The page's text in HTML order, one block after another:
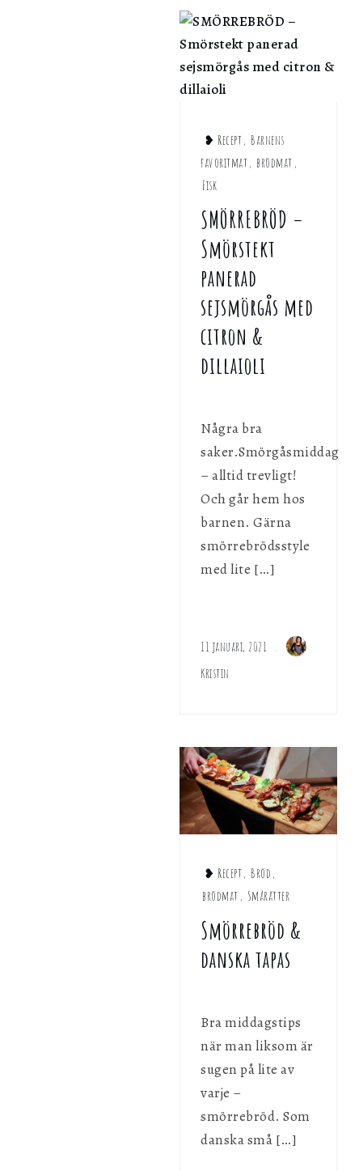
❥ Recept, Barnens
favoritmat, brödmat ,
Fisk
SMÖRREBRÖD –
Smörstekt
panerad
sejsmörgås med
citron &
dillaioli
Några bra
saker.Smörgåsmiddag
– alltid trevligt!
Och går hem hos
barnen. Gärna
smörrebrödsstyle
med lite […]
11 januari, 2021
Kristin
❥ Recept, Bröd ,
brödmat , Smårätter
Smörrebröd &
danska tapas
Bra middagstips
när man liksom är
sugen på lite av
varje –
smörrebröd. Som
danska små […]
personligen med hjälp av dessa uppgifter.
Genom att dela ditt surfbeteende på vår webbplats kan vi ge dig
personligt innehåll och erbjudanden.